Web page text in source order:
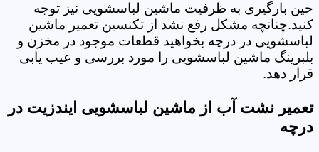
حین بارگیری به ظرفیت ماشین لباسشویی نیز توجه
کنید.چنانچه مشکل رفع نشد از تکنسین تعمیر ماشین
لباسشویی در درچه بخواهید قطعات موجود در مخزن و
بلبرینگ ماشین لباسشویی را مورد بررسی و عیب یابی
قرار دهد.
تعمیر نشت آب از ماشین لباسشویی ایندزیت در
درچه